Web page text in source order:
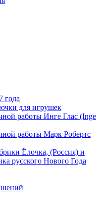
года
для игрушек
работы Инге Глас (Inge
работы Марк Робертс
Ёлочка, (Россия) и
русского Нового Года